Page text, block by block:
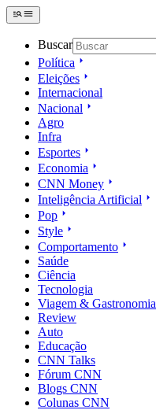
Buscar
Política
Eleições
Internacional
Nacional
Agro
Infra
Esportes
Economia
CNN Money
Inteligência Artificial
Pop
Style
Comportamento
Saúde
Ciência
Tecnologia
Viagem & Gastronomia
Review
Auto
Educação
CNN Talks
Fórum CNN
Blogs CNN
Colunas CNN